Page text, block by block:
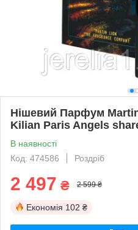
Нішевий Парфум
Kilian Paris Angels
В наявності
Код: 474586
Роздріб
2 497 ₴ 2 599 ₴
Економія 102 ₴